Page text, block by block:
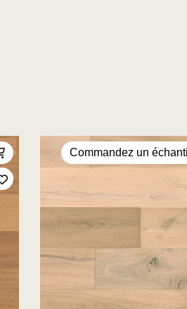
Ajoutez à mes favoris
Commandez un